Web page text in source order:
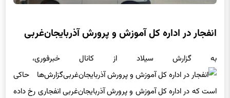
انفجار در اداره کل آموزش و پرورش آذربایجان‌غربی
به گزارش سیلاد از کانال خبرفوری،
گزارش‌ها حاکی
است که در اداره کل آموزش و پرورش آذربایجان‌غربی انفجاری رخ داده